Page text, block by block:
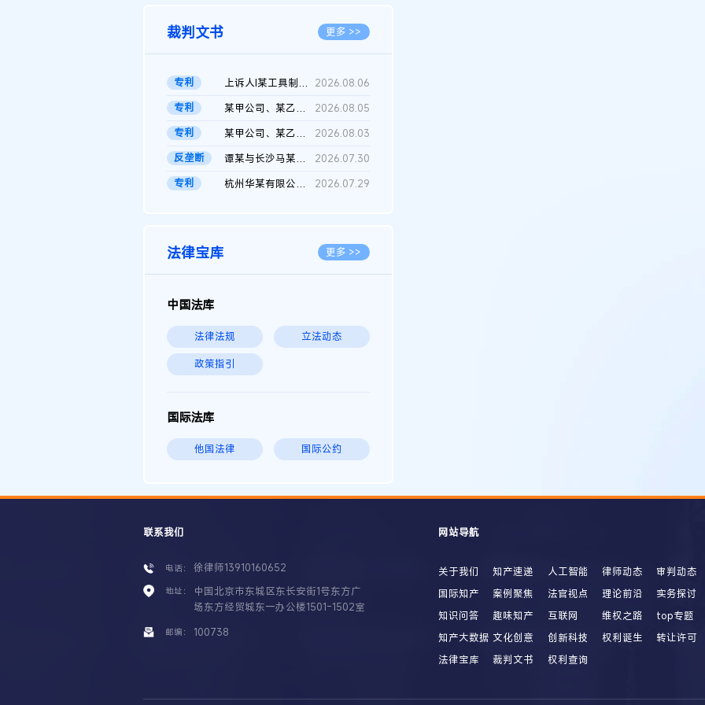
裁判文书 更多 >>
专利 上诉人I某工具制品有限公司与被上诉人程某及一审被告中华人民共和...
2026.08.06
专利
某甲公司、某乙公司、某丙公司申请诉前行为保全复议裁定书
2026.08.05
专利
某甲公司、某乙公司、官某与某丙公司专利申请权权属纠纷 二审判决...
2026.08.03
反垄断
谭某与长沙马某堆农产品股份有限公司滥用市场支配地位纠纷二审裁...
2026.07.30
专利
杭州华某有限公司与菲某有限公司侵害发明专利权纠纷 2026.07.29
法律宝库 更多 >>
中国法库
法律法规 立法动态
政策指引
国际法库
他国法律 国际公约
联系我们
电话： 徐律师13910160652
地址：
中国北京市东城区东长安街1号东方广
场东方经贸城东一办公楼1501-1502室
邮编： 100738
网站导航
关于我们 知产速递 人工智能 律师动态
审判动态
国际知产
案例聚焦 法官视点 理论前沿
实务探讨
知识问答
趣味知产 互联网 维权之路
top专题
知产大数据 文化创意 创新科技 权利诞生
转让许可
法律宝库
裁判文书 权利查询